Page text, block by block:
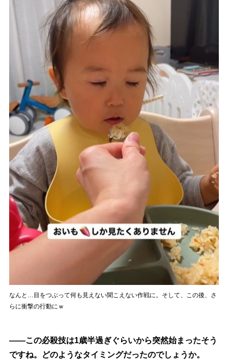
なんと…目をつぶって何も見えない聞こえない作戦に。そして、この後、さ
らに衝撃の行動にｗ
――この必殺技は1歳半過ぎぐらいから突然始まったそう
ですね。どのようなタイミングだったのでしょうか。